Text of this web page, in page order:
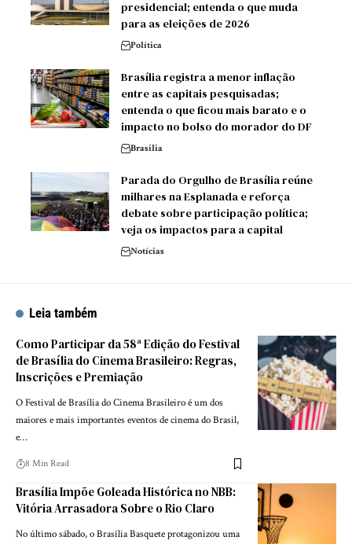
presidencial; entenda o que muda
para as eleições de 2026
Política
Brasília registra a menor inflação
entre as capitais pesquisadas;
entenda o que ficou mais barato e o
impacto no bolso do morador do DF
Brasilia
Parada do Orgulho de Brasília reúne
milhares na Esplanada e reforça
debate sobre participação política;
veja os impactos para a capital
Notícias
Leia também
Como Participar da 58ª Edição do Festival
de Brasília do Cinema Brasileiro: Regras,
Inscrições e Premiação
O Festival de Brasília do Cinema Brasileiro é um dos
maiores e mais importantes eventos de cinema do Brasil,
e…
8 Min Read
Brasília Impõe Goleada Histórica no NBB:
Vitória Arrasadora Sobre o Rio Claro
No último sábado, o Brasília Basquete protagonizou uma